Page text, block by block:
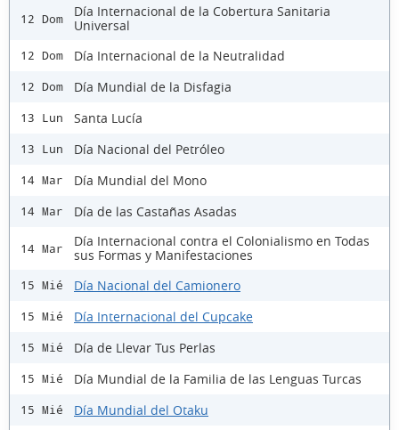
12 Dom
Día Internacional de la Cobertura Sanitaria
Universal
12 Dom Día Internacional de la Neutralidad
12 Dom Día Mundial de la Disfagia
13 Lun Santa Lucía
13 Lun Día Nacional del Petróleo
14 Mar Día Mundial del Mono
14 Mar Día de las Castañas Asadas
14 Mar
Día Internacional contra el Colonialismo en Todas
sus Formas y Manifestaciones
15 Mié Día Nacional del Camionero
15 Mié Día Internacional del Cupcake
15 Mié Día de Llevar Tus Perlas
15 Mié Día Mundial de la Familia de las Lenguas Turcas
15 Mié Día Mundial del Otaku